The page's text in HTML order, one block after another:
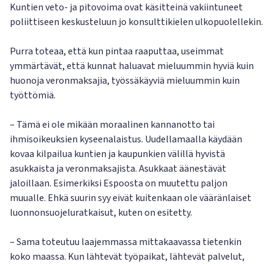
Kuntien veto- ja pitovoima ovat käsitteinä vakiintuneet
poliittiseen keskusteluun jo konsulttikielen ulkopuolellekin.
Purra toteaa, että kun pintaa raaputtaa, useimmat
ymmärtävät, että kunnat haluavat mieluummin hyviä kuin
huonoja veronmaksajia, työssäkäyviä mieluummin kuin
työttömiä.
– Tämä ei ole mikään moraalinen kannanotto tai
ihmisoikeuksien kyseenalaistus. Uudellamaalla käydään
kovaa kilpailua kuntien ja kaupunkien välillä hyvistä
asukkaista ja veronmaksajista. Asukkaat äänestävät
jaloillaan. Esimerkiksi Espoosta on muutettu paljon
muualle. Ehkä suurin syy eivät kuitenkaan ole vääränlaiset
luonnonsuojeluratkaisut, kuten on esitetty.
– Sama toteutuu laajemmassa mittakaavassa tietenkin
koko maassa. Kun lähtevät työpaikat, lähtevät palvelut,